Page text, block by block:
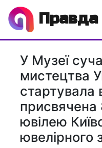
У Музеї
мистецтва
стартувала
присвячена
ювілею
ювелірного